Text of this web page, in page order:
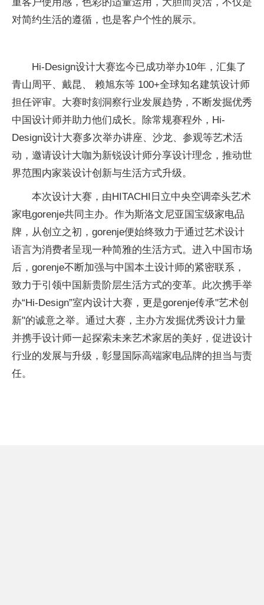
对简约生活的遵循，也是客户个性的展示。
Hi-Design设计大赛迄今已成功举办10年，汇集了
青山周平、戴昆、 赖旭东等 100+全球知名建筑设计师
担任评审。大赛时刻洞察行业发展趋势，不断发掘优秀
中国设计师并助力他们成长。除常规赛程外，Hi-
Design设计大赛多次举办讲座、沙龙、参观等艺术活
动，邀请设计大咖为新锐设计师分享设计理念，推动世
界范围内家装设计创新与生活方式升级。
本次设计大赛，由HITACHI日立中央空调牵头艺术
家电gorenje共同主办。作为斯洛文尼亚国宝级家电品
牌，从创立之初，gorenje便始终致力于通过艺术设计
语言为消费者呈现一种简雅的生活方式。进入中国市场
后，gorenje不断加强与中国本土设计师的紧密联系，
致力于引领中国新贵阶层生活方式的变革。此次携手举
办“Hi-Design”室内设计大赛，更是gorenje传承"艺术创
新"的诚意之举。通过大赛，主办方发掘优秀设计力量
并携手设计师一起探索未来艺术家居的美好，促进设计
行业的发展与升级，彰显国际高端家电品牌的担当与责
任。